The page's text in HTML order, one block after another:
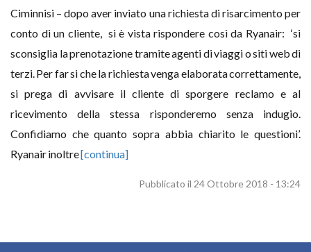
Ciminnisi – dopo aver inviato una richiesta di risarcimento per
conto di un cliente, si è vista rispondere così da Ryanair: ‘si
sconsiglia la prenotazione tramite agenti di viaggi o siti web di
terzi. Per far si che la richiesta venga elaborata correttamente,
si prega di avvisare il cliente di sporgere reclamo e al
ricevimento della stessa risponderemo senza indugio.
Confidiamo che quanto sopra abbia chiarito le questioni’.
Ryanair inoltre[continua]
Pubblicato il 24 Ottobre 2018 - 13:24